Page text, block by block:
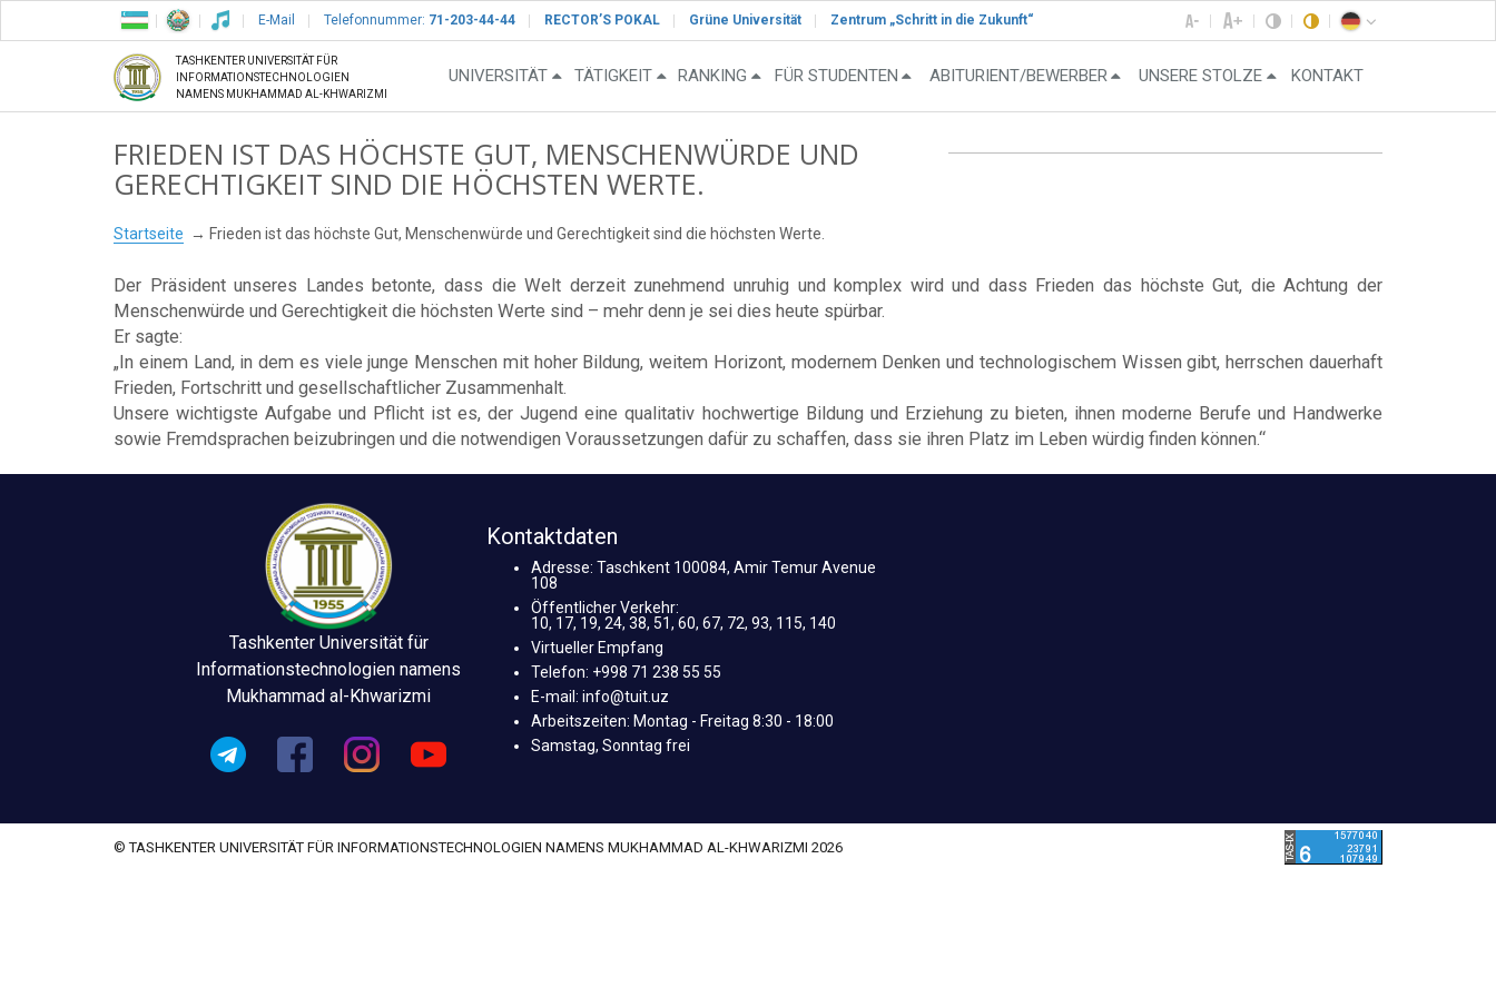
E-Mail Telefonnummer: 71-203-44-44 RECTOR’S POKAL Grüne Universität Zentrum „Schritt in die Zukunft“
TASHKENTER UNIVERSITÄT FÜR
INFORMATIONSTECHNOLOGIEN
NAMENS MUKHAMMAD AL-KHWARIZMI
UNIVERSITÄT TÄTIGKEIT RANKING FÜR STUDENTEN ABITURIENT/BEWERBER UNSERE STOLZE KONTAKT
FRIEDEN IST DAS HÖCHSTE GUT, MENSCHENWÜRDE UND
GERECHTIGKEIT SIND DIE HÖCHSTEN WERTE.
Startseite Frieden ist das höchste Gut, Menschenwürde und Gerechtigkeit sind die höchsten Werte.
Der Präsident unseres Landes betonte, dass die Welt derzeit zunehmend unruhig und komplex wird und dass Frieden das höchste Gut, die Achtung der
Menschenwürde und Gerechtigkeit die höchsten Werte sind – mehr denn je sei dies heute spürbar.
Er sagte:
„In einem Land, in dem es viele junge Menschen mit hoher Bildung, weitem Horizont, modernem Denken und technologischem Wissen gibt, herrschen dauerhaft
Frieden, Fortschritt und gesellschaftlicher Zusammenhalt.
Unsere wichtigste Aufgabe und Pflicht ist es, der Jugend eine qualitativ hochwertige Bildung und Erziehung zu bieten, ihnen moderne Berufe und Handwerke
sowie Fremdsprachen beizubringen und die notwendigen Voraussetzungen dafür zu schaffen, dass sie ihren Platz im Leben würdig finden können.“
Tashkenter Universität für
Informationstechnologien namens
Mukhammad al-Khwarizmi
Kontaktdaten
Adresse: Taschkent 100084, Amir Temur Avenue
108
Öffentlicher Verkehr:
10, 17, 19, 24, 38, 51, 60, 67, 72, 93, 115, 140
Virtueller Empfang
Telefon: +998 71 238 55 55
E-mail: info@tuit.uz
Arbeitszeiten: Montag - Freitag 8:30 - 18:00
Samstag, Sonntag frei
© TASHKENTER UNIVERSITÄT FÜR INFORMATIONSTECHNOLOGIEN NAMENS MUKHAMMAD AL-KHWARIZMI 2026